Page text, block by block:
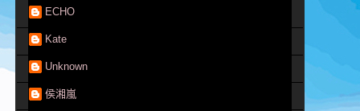
ECHO
Kate
Unknown
侯湘嵐